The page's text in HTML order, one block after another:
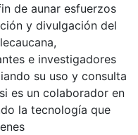
de aunar esfuerzos
y divulgación del
e investigadores
su uso y consulta
es un colaborador en
la tecnología que